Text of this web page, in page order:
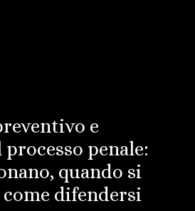
e
penale:
quando si
difendersi